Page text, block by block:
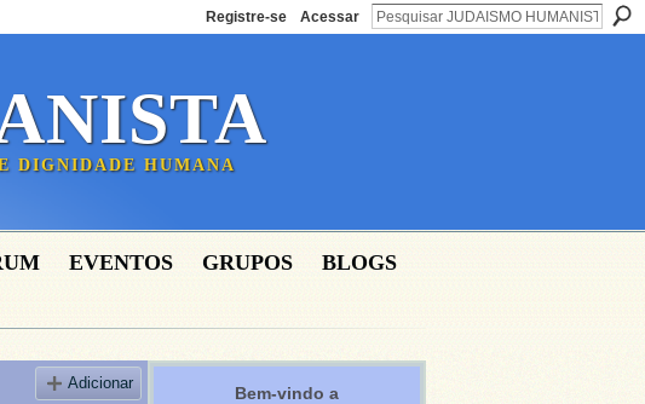
Registre-se Acessar
DIGNIDADE HUMANA
EVENTOS GRUPOS
BLOGS
Adicionar
Bem-vindo a